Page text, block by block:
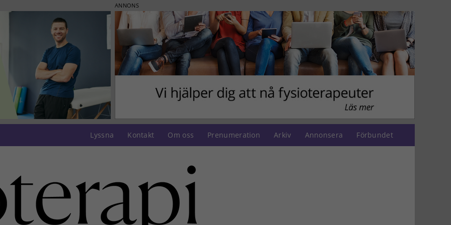
ANNONS
Lyssna Kontakt Om oss Prenumeration Arkiv Annonsera Förbundet